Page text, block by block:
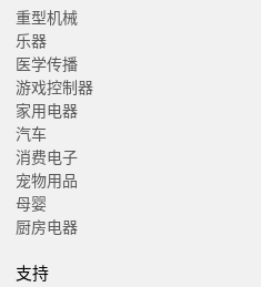
重型机械
乐器
医学传播
游戏控制器
家用电器
汽车
消费电子
宠物用品
母婴
厨房电器
支持